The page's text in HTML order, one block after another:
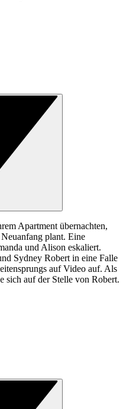
Apartment übernachten,
plant. Eine
und Alison eskaliert.
Sydney Robert in eine Falle
auf Video auf. Als
sich auf der Stelle von Robert.